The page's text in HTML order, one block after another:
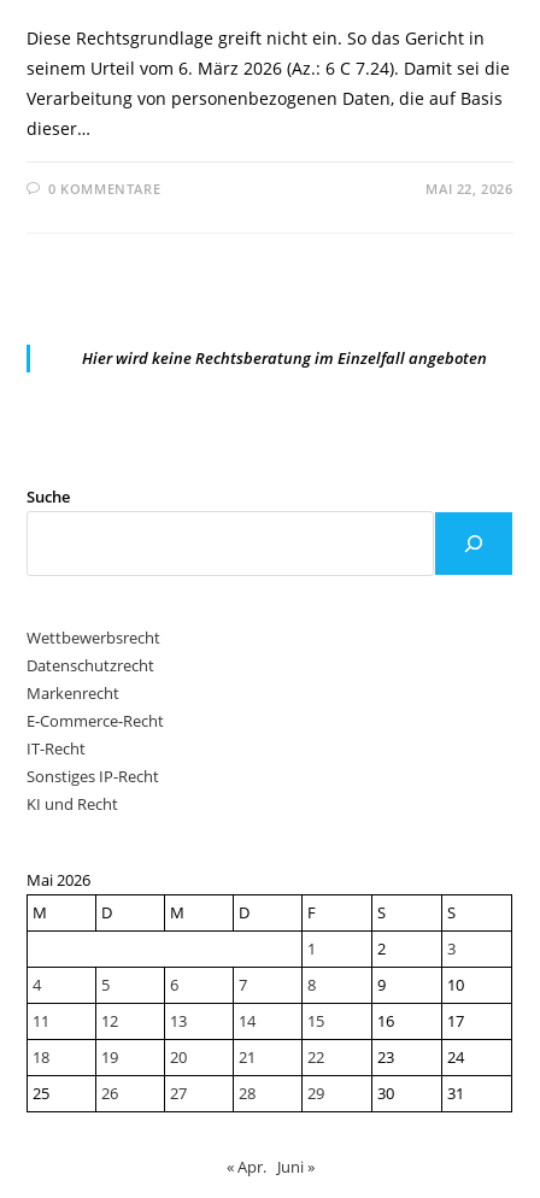
Diese Rechtsgrundlage greift nicht ein. So das Gericht in
seinem Urteil vom 6. März 2026 (Az.: 6 C 7.24). Damit sei die
Verarbeitung von personenbezogenen Daten, die auf Basis
dieser…
0 KOMMENTARE MAI 22, 2026
Hier wird keine Rechtsberatung im Einzelfall angeboten
Suche
Wettbewerbsrecht
Datenschutzrecht
Markenrecht
E-Commerce-Recht
IT-Recht
Sonstiges IP-Recht
KI und Recht
Mai 2026
M
D M D F S
S
1
2
3
4
5 6 7 8 9
10
11
12 13 14 15 16
17
18
19 20 21 22 23
24
25
26 27 28 29 30 31
« Apr. Juni »